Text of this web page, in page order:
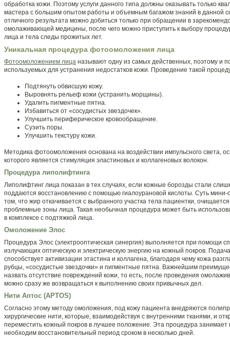
обработка кожи. Поэтому услуги данного типа должны оказывать только
мастера с большим опытом работы и объемным багажом знаний в данной
отличного результата можно добиться только при обращении в
омолаживающей медицины, после чего можно приступить к выбору
лица и тела следы прожитых лет.
Уникальная процедура фотоомоложения лица
Фотоомоложением лица называют одну из самых действенных, поэтому и
используемых для устранения недостатков кожи. Проведение такой
Подтянуть обвисшую кожу.
Выровнять рельеф кожи (устранить морщины).
Удалить пигментные пятна.
Избавиться от «сосудистых звездочек».
Улучшить периферическое кровообращение.
Сузить поры.
Улучшить текстуру кожи.
Методика фотоомоложения основана на воздействии импульсного света,
которого является стимуляция эластиновых и коллагеновых волокон.
Процедура липолифтинга
Липолифтинг лица показан в тех случаях, если кожные борозды стали
поддаются восстановлению с помощью гиалоурановой кислоты. Суть мини-
том, что жир откачивается с выбранного участка тела пациентки,
проблемные зоны лица. Такая необычная процедура может быть
в комплексе с подтяжкой лица.
Омоложение Элос
Процедура Элос (электрооптическая синергия) выполняется при помощи
излучающих оптическую и электрическую энергию на кожный покров.
способствует активизации этастина и коллагена, благодаря чему кожа
рубцы, «сосудистые звездочки» и пигментные пятна. Важнейшим
назвать отсутствие повреждений кожи, то есть, после проведения
можно сразу же возвращаться к выполнению своих привычных дел.
Нити Аптос (APTOS)
Согласно этому методу омоложения, под кожу пациента внедряются
хирургические нити, которые, взаимодействуя с внутренними тканями, и
переместить кожный покров в лучшее положение. Эта процедура занимает
необходим восстановительный период сроком в несколько дней.